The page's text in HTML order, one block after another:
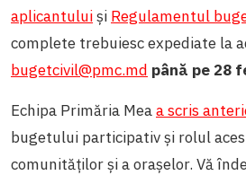
aplicantuluiși Regulamentul
complete trebuiesc expediate la
bugetcivil@pmc.md până pe 28
Echipa Primăria Meaa scris
bugetului participativ și rolul
comunităților și a orașelor. Vă